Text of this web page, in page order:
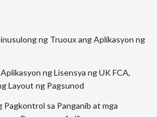
ng Truoux ang Aplikasyon ng
ng Lisensya ng UK FCA,
Layout ng Pagsunod
Pagkontrol sa Panganib at mga